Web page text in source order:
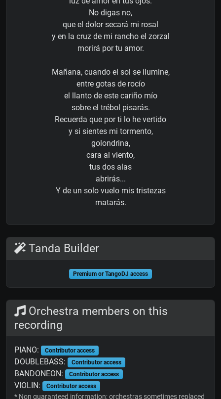
No digas no,
que el dolor secará mi rosal
y en la cruz de mi rancho el zorzal
morirá por tu amor.
Mañana, cuando el sol se ilumine,
entre gotas de rocío
el llanto de este cariño mío
sobre el trébol pisarás.
Recuerda que por ti lo he vertido
y si sientes mi tormento,
golondrina,
cara al viento,
tus dos alas
abrirás...
Y de un solo vuelo mis tristezas
matarás.
Tanda Builder
Premium or TangoDJ access
Orchestra members on this
recording
PIANO: Contributor access
DOUBLEBASS: Contributor access
BANDONEON: Contributor access
VIOLIN: Contributor access
* Non guaranteed information; orchestras sometimes replaced